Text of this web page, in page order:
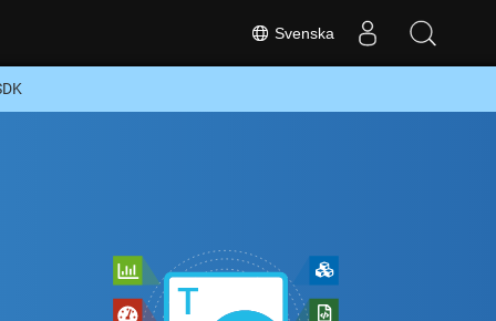
Svenska